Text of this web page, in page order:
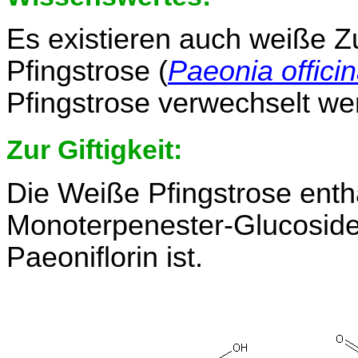
Es existieren auch weiße
Pfingstrose (Paeonia
Pfingstrose verwechselt
Zur Giftigkeit:
Die Weiße Pfingstrose
Monoterpenester-
Paeoniflorin ist.